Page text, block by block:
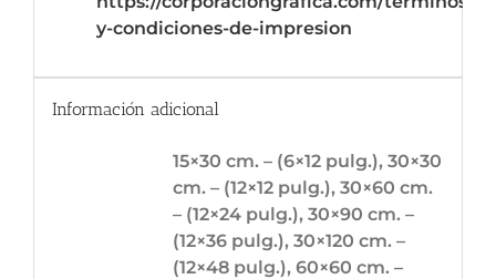
y-condiciones-de-impresion
Información adicional
15×30 cm. – (6×12 pulg.), 30×30
cm. – (12×12 pulg.), 30×60 cm.
– (12×24 pulg.), 30×90 cm. –
(12×36 pulg.), 30×120 cm. –
(12×48 pulg.), 60×60 cm. –